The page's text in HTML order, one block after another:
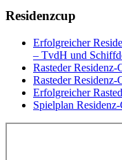
Residenzcup
Erfolgreicher
– TvdH und
Rasteder Residenz-
Rasteder
Erfolgreicher
Spielplan